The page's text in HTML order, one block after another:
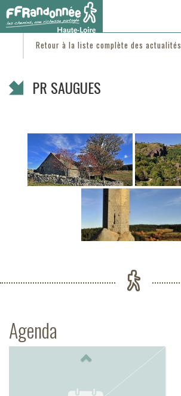
Vous êtes ici :Accueil/C'est d'actu
Retour à la liste complète des actualités
PR SAUGUES
Agenda